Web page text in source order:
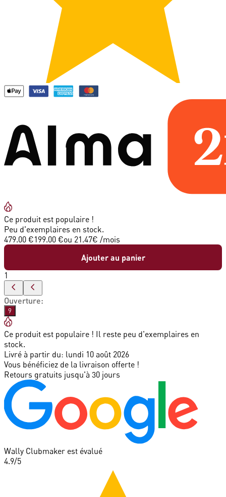
Ce produit est populaire !
Peu d'exemplaires en stock.
479.00 €199.00 €ou 21.47€ /mois
Ajouter au panier
1
Ouverture:
9
Ce produit est populaire ! Il reste peu d'exemplaires en
stock.
Livré à partir du: lundi 10 août 2026
Vous bénéficiez de la livraison offerte !
Retours gratuits jusqu'à 30 jours
Wally Clubmaker est évalué
4.9/5